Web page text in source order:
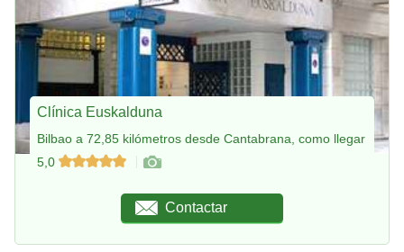
Clínica Euskalduna
Bilbao a 72,85 kilómetros desde Cantabrana, como llegar
5,0
Contactar